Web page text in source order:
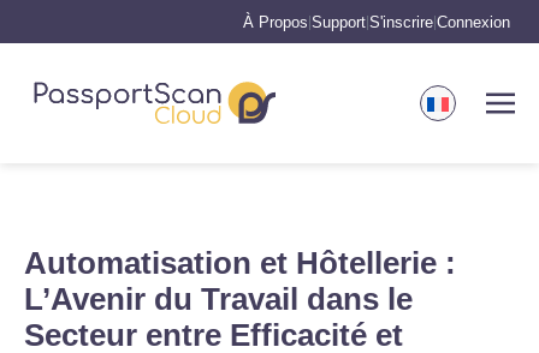
À Propos Support S'inscrire Connexion
Automatisation et Hôtellerie :
L’Avenir du Travail dans le
Secteur entre Efficacité et